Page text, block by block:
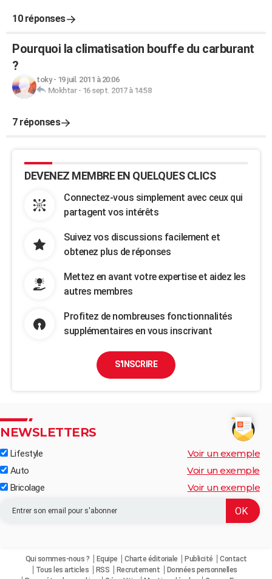
10 réponses
Pourquoi la climatisation bouffe du carburant
?
toky- 19 juil. 2011 à 20:06
Mokhtar- 16 sept. 2017 à 14:58
7 réponses
DEVENEZ MEMBRE EN QUELQUES CLICS
Connectez-vous simplement avec ceux qui
partagent vos intérêts
Suivez vos discussions facilement et
obtenez plus de réponses
Mettez en avant votre expertise et aidez les
autres membres
Profitez de nombreuses fonctionnalités
supplémentaires en vous inscrivant
S'INSCRIRE
NEWSLETTERS
Lifestyle Voir un exemple
Auto Voir un exemple
Bricolage Voir un exemple
Qui sommes-nous ? Equipe Charte éditoriale Publicité
Contact
Tous les articles
RSS Recrutement
Données personnelles